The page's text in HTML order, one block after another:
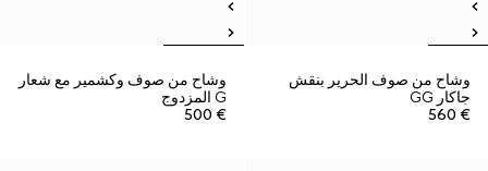
وشاح من صوف الحرير بنقش
جاكار GG
€ 560
وشاح من صوف وكشمير مع شعار
G المزدوج
€ 500